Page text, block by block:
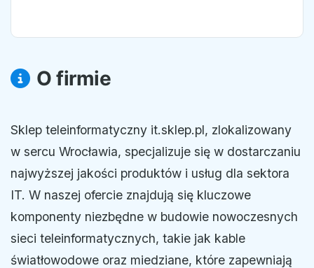
O firmie
Sklep teleinformatyczny it.sklep.pl, zlokalizowany
w sercu Wrocławia, specjalizuje się w dostarczaniu
najwyższej jakości produktów i usług dla sektora
IT. W naszej ofercie znajdują się kluczowe
komponenty niezbędne w budowie nowoczesnych
sieci teleinformatycznych, takie jak kable
światłowodowe oraz miedziane, które zapewniają